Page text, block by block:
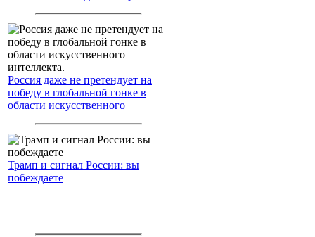
Северный морской путь
Россия даже не претендует на
победу в глобальной гонке в
области искусственного
Трамп и сигнал России: вы
побеждаете